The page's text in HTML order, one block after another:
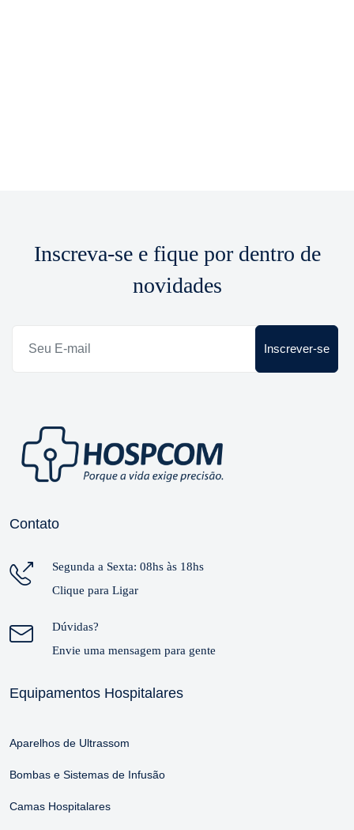
Inscreva-se e fique por dentro de
novidades
Inscrever-se
Contato
Segunda a Sexta: 08hs às 18hs
Clique para Ligar
Dúvidas?
Envie uma mensagem para gente
Equipamentos Hospitalares
Aparelhos de Ultrassom
Bombas e Sistemas de Infusão
Camas Hospitalares